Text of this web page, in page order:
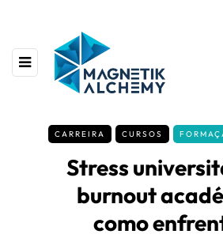
CARREIRA CURSOS
Stress
burnout
como